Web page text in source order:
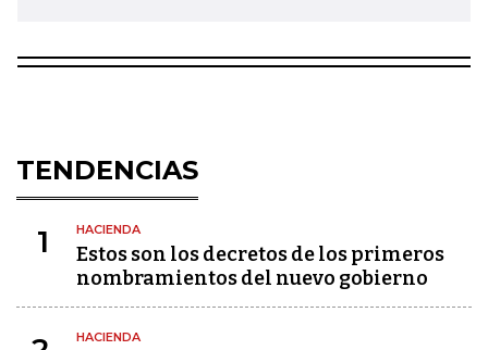
TENDENCIAS
1 HACIENDA
Estos son los decretos de los primeros
nombramientos del nuevo gobierno
HACIENDA